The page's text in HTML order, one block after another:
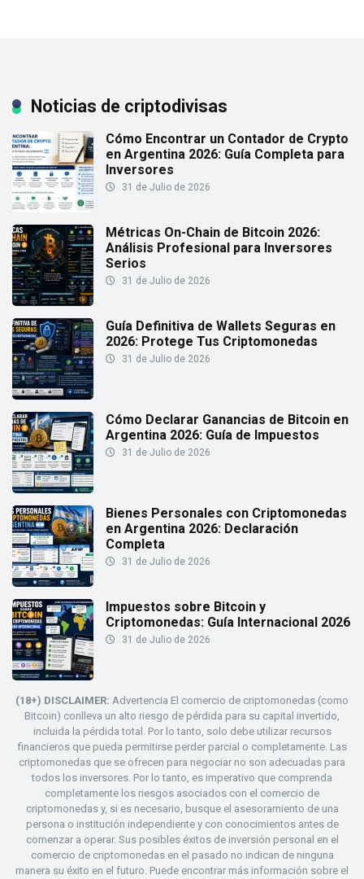
Noticias de criptodivisas
Cómo Encontrar un Contador de Crypto
en Argentina 2026: Guía Completa para
Inversores
31 de Julio de 2026
Métricas On-Chain de Bitcoin 2026:
Análisis Profesional para Inversores
Serios
31 de Julio de 2026
Guía Definitiva de Wallets Seguras en
2026: Protege Tus Criptomonedas
31 de Julio de 2026
Cómo Declarar Ganancias de Bitcoin en
Argentina 2026: Guía de Impuestos
31 de Julio de 2026
Bienes Personales con Criptomonedas
en Argentina 2026: Declaración
Completa
31 de Julio de 2026
Impuestos sobre Bitcoin y
Criptomonedas: Guía Internacional 2026
31 de Julio de 2026
(18+) DISCLAIMER: Advertencia El comercio de criptomonedas (como
Bitcoin) conlleva un alto riesgo de pérdida para su capital invertido,
incluida la pérdida total. Por lo tanto, solo debe utilizar recursos
financieros que pueda permitirse perder parcial o completamente. Las
criptomonedas que se ofrecen para negociar no son adecuadas para
todos los inversores. Por lo tanto, es imperativo que comprenda
completamente los riesgos asociados con el comercio de
criptomonedas y, si es necesario, busque el asesoramiento de una
persona o institución independiente y con conocimientos antes de
comenzar a operar. Sus posibles éxitos de inversión personal en el
comercio de criptomonedas en el pasado no indican de ninguna
manera su éxito en el futuro. Puede encontrar más información sobre el